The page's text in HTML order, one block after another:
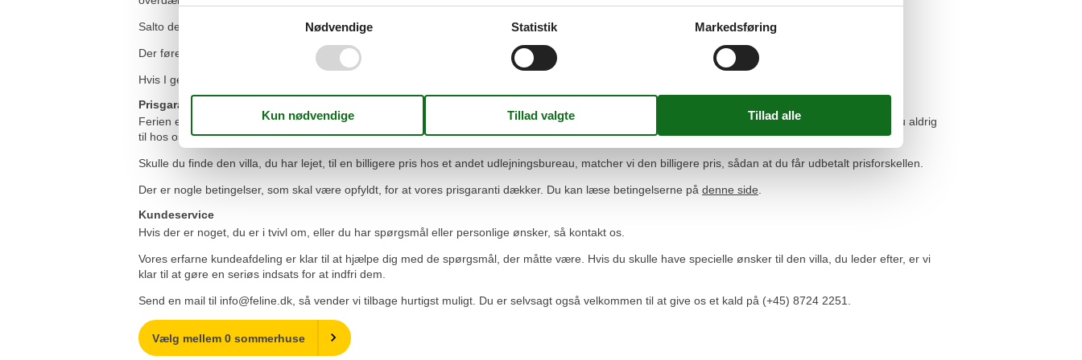
Salto della Lepre i Hasensprung er et udsigtspunkt midt i en malerisk natur. Det tager ca. en time for besøgende, der går fra Bonassola.
Der fører en vandresti op til ruinerne af Sant ‘Antonio Priores enebolig i Punta Mesco. Dets murer stammer fra det 11. århundrede.
Hvis I gerne vil se traditionelle liguriske huse i en malerisk natur, skal I besøge de fem landsbyer i Nationalpark Cinque Terre på en vandretur.
Prisgaranti
Ferien er et af årets højdepunkter, men derfor er der alligevel ingen grund til at betale for meget for den villa, du bestemmer dig for for. Det kommer du aldrig
til hos os, for du vil altid være dækket af vores prisgaranti, når du booker her på hjemmesiden.
Skulle du finde den villa, du har lejet, til en billigere pris hos et andet udlejningsbureau, matcher vi den billigere pris, sådan at du får udbetalt prisforskellen.
Der er nogle betingelser, som skal være opfyldt, for at vores prisgaranti dækker. Du kan læse betingelserne på denne side
Kundeservice
Hvis der er noget, du er i tvivl om, eller du har spørgsmål eller personlige ønsker, så kontakt os.
Vores erfarne kundeafdeling er klar til at hjælpe dig med de spørgsmål, der måtte være. Hvis du skulle have specielle ønsker til den villa, du leder efter, er vi
klar til at gøre en seriøs indsats for at indfri dem.
Send en mail til info@feline.dk, så vender vi tilbage hurtigst muligt. Du er selvsagt også velkommen til at give os et kald på (+45) 8724 2251.
Vælg mellem 0 sommerhuse
Nødvendige Statistik Markedsføring